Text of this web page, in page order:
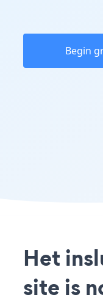
Begin
Het
site is